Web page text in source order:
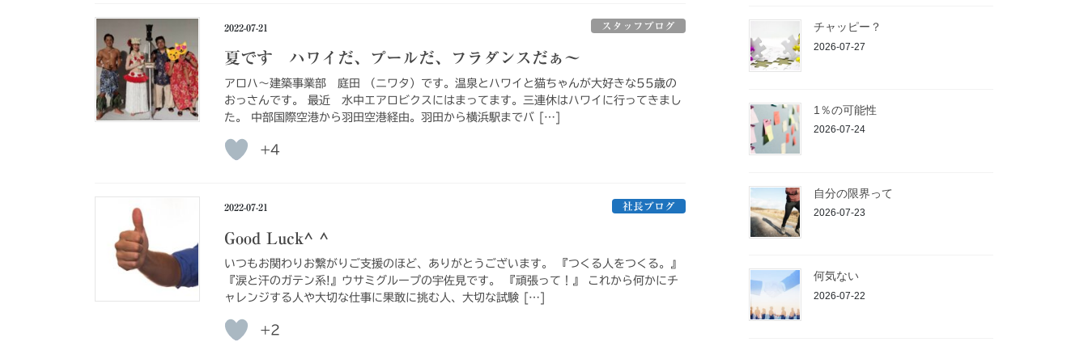
2022-07-21 スタッフブログ
夏です ハワイだ、プールだ、フラダンスだぁ〜
アロハ〜建築事業部 庭田 （ニワタ）です。温泉とハワイと猫ちゃんが大好きな55歳の
おっさんです。 最近 水中エアロビクスにはまってます。三連休はハワイに行ってきまし
た。 中部国際空港から羽田空港経由。羽田から横浜駅までバ […]
+4
2022-07-21 社長ブログ
Good Luck^ ^
いつもお関わりお繋がりご支援のほど、ありがとうございます。 『つくる人をつくる。』
『涙と汗のガテン系!』ウサミグループの宇佐見です。 『頑張って！』 これから何かにチ
ャレンジする人や大切な仕事に果敢に挑む人、大切な試験 […]
+2
チャッピー？
2026-07-27
1％の可能性
2026-07-24
自分の限界って
2026-07-23
何気ない
2026-07-22